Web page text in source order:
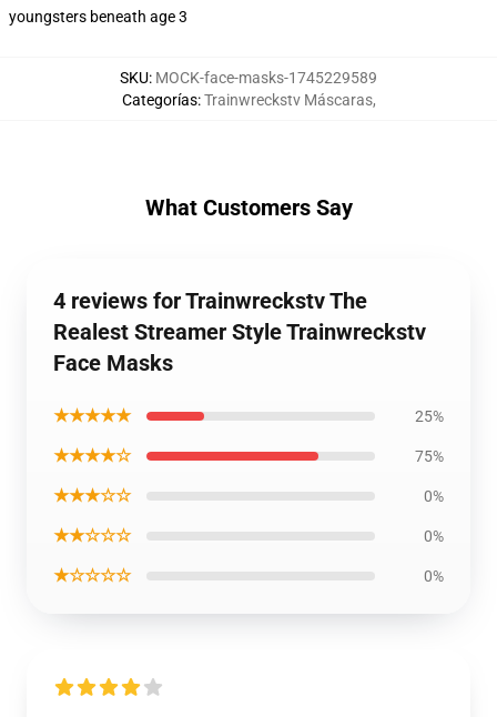
youngsters beneath age 3
SKU: MOCK-face-masks-1745229589
Categorías:Trainwreckstv Máscaras,
What Customers Say
4 reviews for Trainwreckstv The
Realest Streamer Style Trainwreckstv
Face Masks
★★★★★ 25%
★★★★☆ 75%
★★★☆☆ 0%
★★☆☆☆ 0%
★☆☆☆☆ 0%